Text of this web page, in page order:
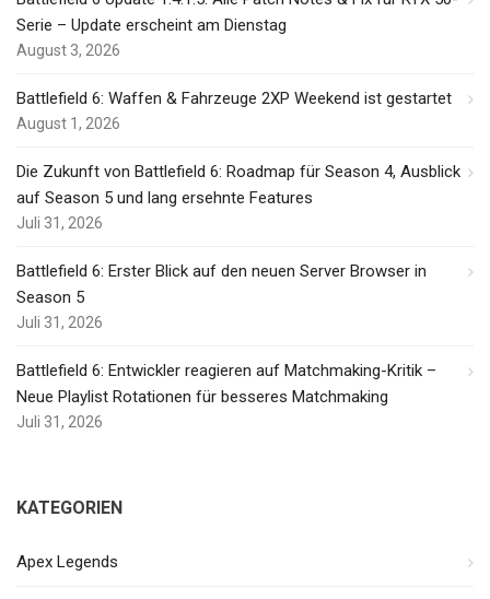
Serie – Update erscheint am Dienstag
August 3, 2026
Battlefield 6: Waffen & Fahrzeuge 2XP Weekend ist gestartet
August 1, 2026
Die Zukunft von Battlefield 6: Roadmap für Season 4, Ausblick
auf Season 5 und lang ersehnte Features
Juli 31, 2026
Battlefield 6: Erster Blick auf den neuen Server Browser in
Season 5
Juli 31, 2026
Battlefield 6: Entwickler reagieren auf Matchmaking-Kritik –
Neue Playlist Rotationen für besseres Matchmaking
Juli 31, 2026
KATEGORIEN
Apex Legends